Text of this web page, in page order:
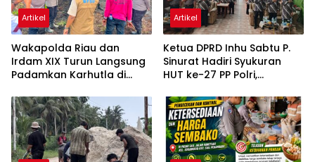
Artikel
Wakapolda Riau dan
Irdam XIX Turun Langsung
Padamkan Karhutla di
Artikel
Ketua DPRD Inhu Sabtu P.
Sinurat Hadiri Syukuran
HUT ke-27 PP Polri,
Pengabdian Purnawirawan